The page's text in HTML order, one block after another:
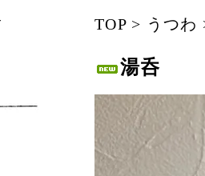
TOP> うつわ
湯呑